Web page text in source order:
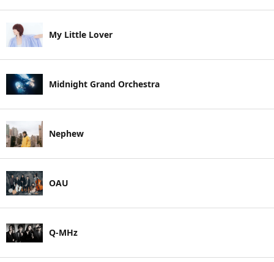
My Little Lover
Midnight Grand Orchestra
Nephew
OAU
Q-MHz